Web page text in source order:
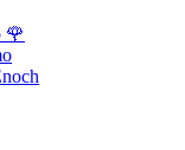
🌹